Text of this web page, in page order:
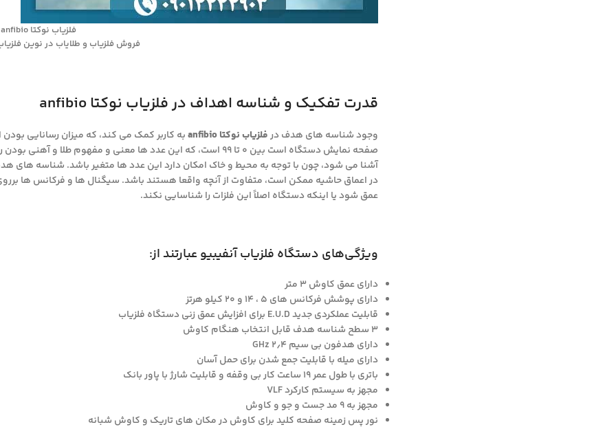
فلزیاب نوکتا anfibio
فروش فلزیاب و طلایاب در نوین فلزیاب
قدرت تفکیک و شناسه اهداف در فلزیاب نوکتا anfibio
وجود شناسه های هدف درفلزیاب نوکتا anfibio
به کاربر کمک می کند، که میزان رسانایی
صفحه نمایش دستگاه است بین ۰ تا ۹۹ است، که این عدد ها معنی و
آشنا می شود، چون با توجه به محیط و خاک امکان دارد این عدد ها متغیر باشد. شناسه های هدف
در اعماق حاشیه ممکن است، متفاوت از آنچه واقعا هستند باشد. سیگنال ها و فرکانس ها
عمق شود یا اینکه دستگاه اصلاً این فلزات را شناسایی نکند.
ویژگی‌های دستگاه فلزیاب آنفیبیو عبارتند از:
دارای عمق کاوش ۳ متر
دارای پوشش فرکانس های ۵ ، ۱۴ و ۲۰ کیلو هرتز
قابلیت عملکردی جدید E.U.D برای افزایش عمق زنی دستگاه فلزیاب
۳ سطح شناسه هدف قابل انتخاب هنگام کاوش
دارای هدفون بی سیم ۲٫۴ GHz
دارای میله با قابلیت جمع شدن برای حمل آسان
باتری با طول عمر ۱۹ ساعت کار بی وقفه و قابلیت شارژ با پاور بانک
مجهز به سیستم کارکرد VLF
مجهز به ۹ مد جست و جو و کاوش
نور پس زمینه صفحه کلید برای کاوش در مکان های تاریک و کاوش شبانه